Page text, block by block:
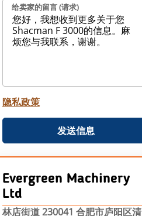
给卖家的留言 (请求)
隐私政策
发送信息
Evergreen Machinery
Ltd
林店街道 230041 合肥市庐阳区清